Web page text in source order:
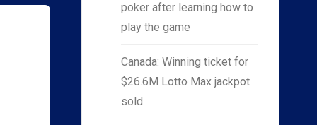
poker after learning how to
play the game
Canada: Winning ticket for
$26.6M Lotto Max jackpot
sold